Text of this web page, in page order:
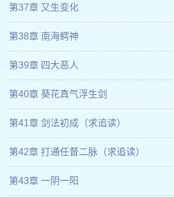
第37章 又生变化
第38章 南海鳄神
第39章 四大恶人
第40章 葵花真气浮生剑
第41章 剑法初成（求追读）
第42章 打通任督二脉（求追读）
第43章 一阴一阳